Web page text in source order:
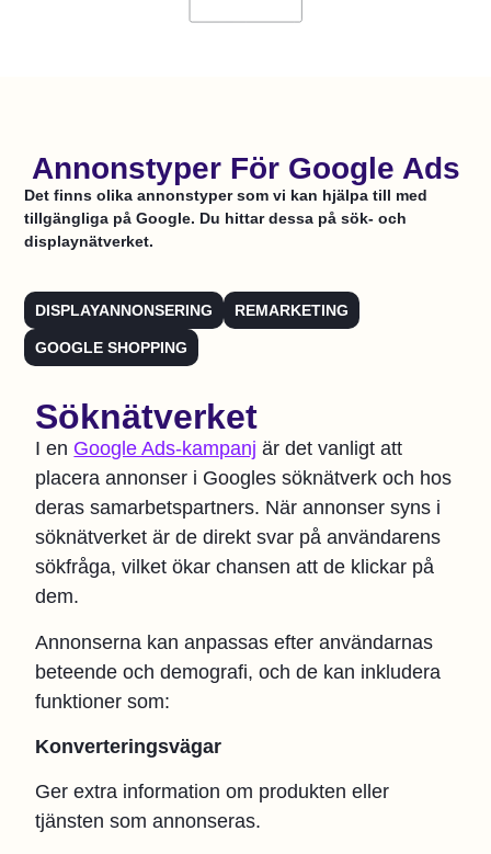
Annonstyper För Google Ads
Det finns olika annonstyper som vi kan hjälpa till med
tillgängliga på Google. Du hittar dessa på sök- och
displaynätverket.
DISPLAYANNONSERING REMARKETING
GOOGLE SHOPPING
Söknätverket
I en Google Ads-kampanj är det vanligt att
placera annonser i Googles söknätverk och hos
deras samarbetspartners. När annonser syns i
söknätverket är de direkt svar på användarens
sökfråga, vilket ökar chansen att de klickar på
dem.
Annonserna kan anpassas efter användarnas
beteende och demografi, och de kan inkludera
funktioner som:
Konverteringsvägar
Ger extra information om produkten eller
tjänsten som annonseras.